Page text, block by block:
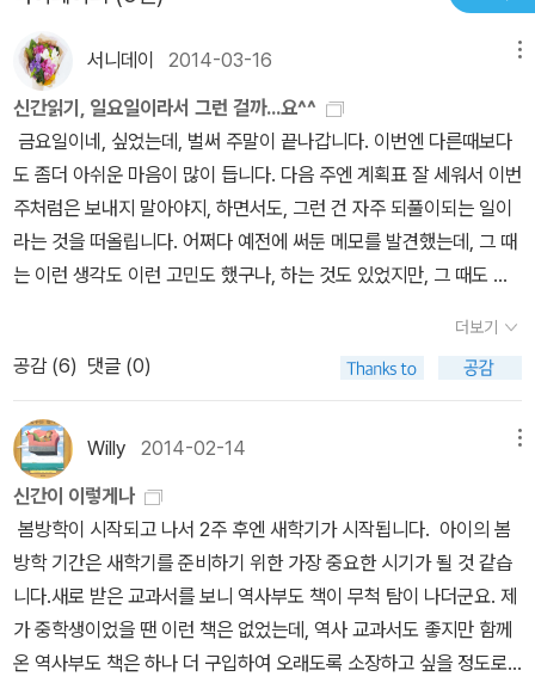
는 둥……. ‘등신 같지만 왠지 멋있는‘ 드래곤의 전설은 그렇게 시작되
고 있었다.(PROLOGUE RACE 전설의 시작 중에서)상세하고 활력
있는 자전거에 대한 묘사는, 용지호를 통해 간접적으로 자전거를 타
는 듯한 기분을 느끼게 해준다.단순히 자전거를 타면서 느끼는 감각
뿐만 아니라, 다른 라이더들과의 은근한 경쟁심리를 비롯한 다양한
감정도 느낄 수 있다.구舊 라이더들이 자전거에 진심인 용지호의 이
야기를 읽게 된다면, 오랜만에 자전거를 타보고 싶은 마음이 근질근
질 올라올 것이다. 그만큼 실감 나게 잘 쓴다.이 소설의 중심은, 용지
호가 자전거를 타면서 만나게 되는 ˝사람 냄새나는˝ 인연들이다.자발
적 자전거 모임 ‘무지개 다리‘는 용지호의 인생에 긍정적인 변화를 불
러온다.나이/직업 불문하고 자전거로 뭉친, 유쾌하고 재미난 별명을
담소이자 놀이터이자, 또한 새로운 자아 발견의 장場이 된다. 특히 반
아이들과 말도 몇 마디 못 나누던 중학생 용지호는 라이더들 사이에
서는 실력자로 인정받는다.개개인의 사연이 있는 멤버들이 서로서로
긍정적인 영향을 주고받으면서 성장하는 모습은, 독자들로 하여금 즐
거움은 물론, 은근한 부러움도 느끼게 만들 것이다. (일상의 고민이나
이야기를 걱정 없이 할 수 있고, 그에 대해 진심으로 반응하고 소통하
는 것이 특히 그랬다.)모임의 성격과 멤버들의 캐릭터성, 이들이 만들
어가는 이야기와 문제 해결은 정말로 훌륭하다.필자는 이 소설을 ‘현
서니데이 2014-03-16
신간읽기, 일요일이라서 그런 걸까...요^^
금요일이네, 싶었는데, 벌써 주말이 끝나갑니다. 이번엔 다른때보다
도 좀더 아쉬운 마음이 많이 듭니다. 다음 주엔 계획표 잘 세워서 이번
주처럼은 보내지 말아야지, 하면서도, 그런 건 자주 되풀이되는 일이
라는 것을 떠올립니다. 어쩌다 예전에 써둔 메모를 발견했는데, 그 때
는 이런 생각도 이런 고민도 했구나, 하는 것도 있었지만, 그 때도 이
시간이 꽤 많이 흘렀지 아마? 그러면서도 생각이 비슷비슷하구나, 하
는 것을 느끼면 조금 그래요. 주말이 되면, 아니 일요일 저녁이 되면
꼭 책 사고 싶어집니다. 그렇지만, 집에 읽지 않은 책이 있어서 이 중
에서 몇 권만 골라서 사려고 하는데, 아직 못 골랐어요. 아무래도 둘
중 하나로, 하나씩 줄여서 골라보려구요. 1. 도정일 산문집 - 박범신
의 <힐링> -- 영문학자 일 거라고 생각했으나 소개를 읽어보니
인문학자와 문학평론가로 소개되는, 도정일 교수의 산문집이 새로 나
왔다고 들었습니다. 쓰잘데없이 고귀한 것들의 목록 + 별들 사이에
길을 놓다, 라는데 앞부분 살펴보니, 여러 지면에 연재되었던 글들의
모음인 것 같은데요, ... 박범신의 <힐링>도 에세이라서, 둘 중 하나에
서 약간 망설이고 있습니다. 2. <나를 지켜낸다는 것> 나를 지
더보기
공감 (6) 댓글 (0)
Willy 2014-02-14
신간이 이렇게나
봄방학이 시작되고 나서 2주 후엔 새학기가 시작됩니다. 아이의 봄
방학 기간은 새학기를 준비하기 위한 가장 중요한 시기가 될 것 같습
니다.새로 받은 교과서를 보니 역사부도 책이 무척 탐이 나더군요. 제
가 중학생이었을 땐 이런 책은 없었는데, 역사 교과서도 좋지만 함께
온 역사부도 책은 하나 더 구입하여 오래도록 소장하고 싶을 정도로